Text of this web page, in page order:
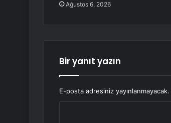
Ağustos 6, 2026
Bir yanıt yazın
E-posta adresiniz yayınlanmayacak.